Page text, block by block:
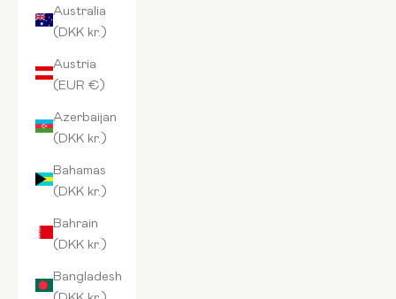
Australia
(DKK kr.)
Austria
(EUR €)
Azerbaijan
(DKK kr.)
Bahamas
(DKK kr.)
Bahrain
(DKK kr.)
Bangladesh